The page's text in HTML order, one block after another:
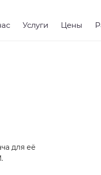
Услуги Цены
для её